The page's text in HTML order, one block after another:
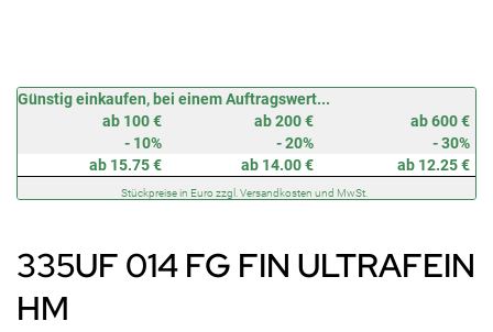
Günstig einkaufen, bei einem Auftragswert...
ab 100 €
ab 200 €
ab 600 €
- 10%
- 20%
- 30%
ab 15.75 €
ab 14.00 € ab 12.25 €
Stückpreise in Euro zzgl. Versandkosten und MwSt.
335UF 014 FG FIN ULTRAFEIN
HM
Zum
Anfang
springen